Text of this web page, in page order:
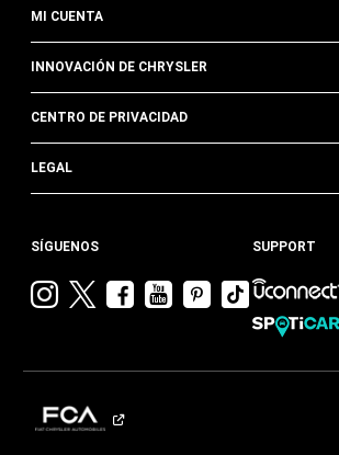
MI CUENTA
INNOVACIÓN DE CHRYSLER
CENTRO DE PRIVACIDAD
LEGAL
SÍGUENOS
VisitarVisitarVisitar
Chrysler en
Visitar
Chrysler en
Visitar
Chrysler en
Pinterest
Visita
Tik
SUPPORT